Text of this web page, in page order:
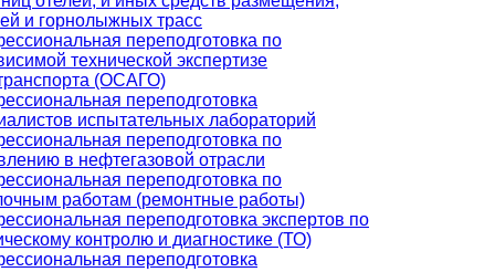
и горнолыжных трасс
переподготовка по
технической экспертизе
(ОСАГО)
переподготовка
испытательных лабораторий
переподготовка по
в нефтегазовой отрасли
переподготовка по
работам (ремонтные работы)
переподготовка экспертов по
контролю и диагностике (ТО)
переподготовка